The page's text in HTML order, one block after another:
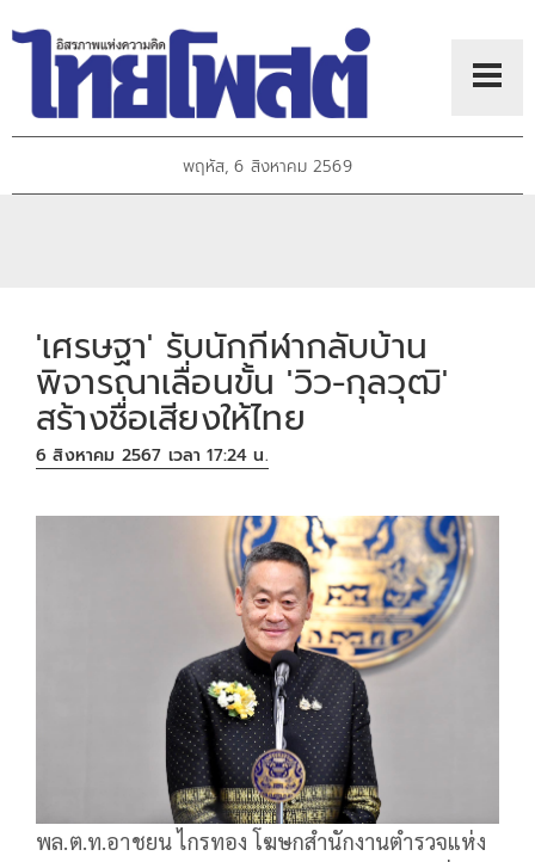
พฤหัส, 6 สิงหาคม 2569
'เศรษฐา' รับนักกีฬากลับบ้าน
พิจารณาเลื่อนขั้น 'วิว-กุลวุฒิ'
สร้างชื่อเสียงให้ไทย
6 สิงหาคม 2567 เวลา 17:24 น.
พล.ต.ท.อาชยน ไกรทอง โฆษกสำนักงานตำรวจแห่ง